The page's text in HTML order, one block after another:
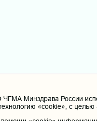
Минздрава России
«cookie», с целью